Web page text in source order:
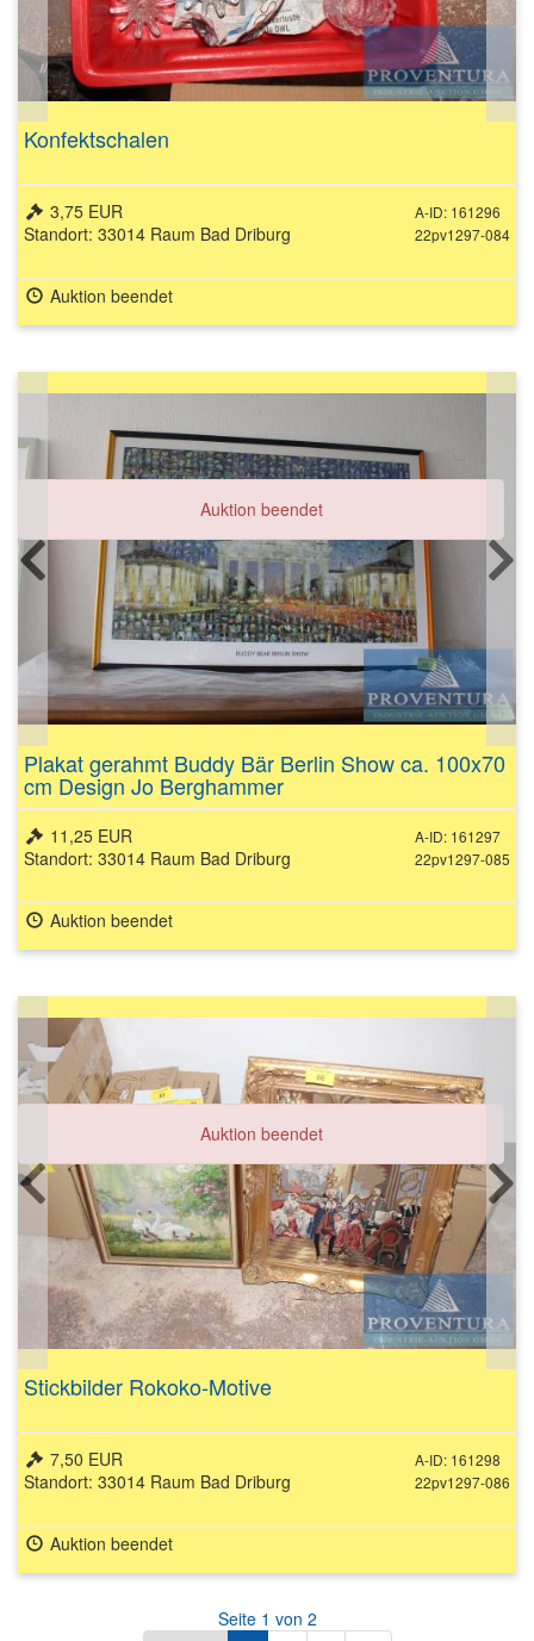
Konfektschalen
A-ID: 161296
22pv1297-084
3,75 EUR
Standort: 33014 Raum Bad Driburg
Auktion beendet
Auktion beendet
Plakat gerahmt Buddy Bär Berlin Show ca. 100x70
cm Design Jo Berghammer
A-ID: 161297
22pv1297-085
11,25 EUR
Standort: 33014 Raum Bad Driburg
Auktion beendet
Auktion beendet
Stickbilder Rokoko-Motive
A-ID: 161298
22pv1297-086
7,50 EUR
Standort: 33014 Raum Bad Driburg
Auktion beendet
Seite 1 von 2